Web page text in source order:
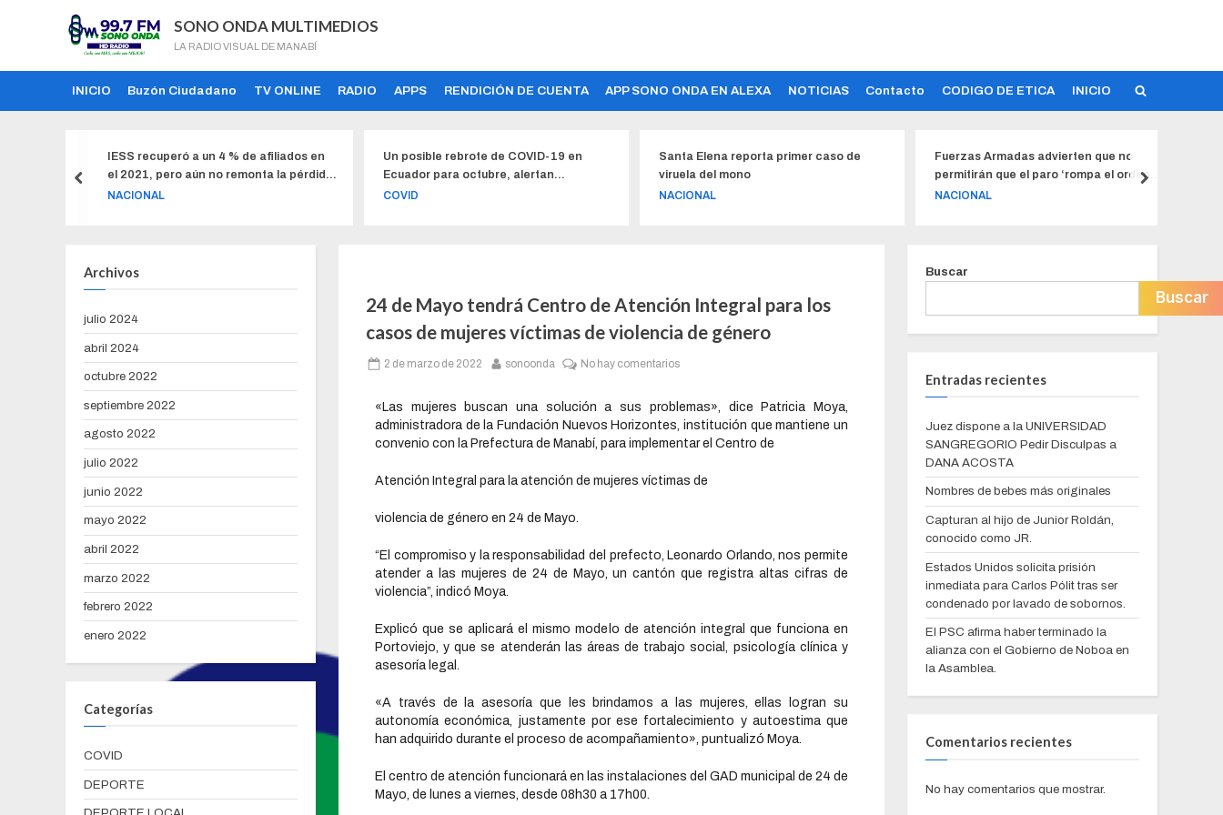
SONO ONDA MULTIMEDIOS
LA RADIO VISUAL DE MANABÍ
INICIO Buzón Ciudadano TV ONLINE RADIO APPS RENDICIÓN DE CUENTA APP SONO ONDA EN ALEXA NOTICIAS Contacto CODIGO DE ETICA INICIO
un 4 % de afiliados en
no remonta la pérdida
Un posible rebrote de COVID-19 en
Ecuador para octubre, alertan
Santa Elena reporta primer caso de
viruela del mono
Fuerzas Armadas advierten que no
permitirán que el paro ‘rompa el orden
¡Primeros a nivel nacional!
gana el premio Hábitat Ecuador
24 de Mayo tendrá Centro de Atención Integral para los
casos de mujeres víctimas de violencia de género
2 de marzo de 2022 sonoonda No hay comentarios
«Las mujeres buscan una solución a sus problemas», dice Patricia Moya,
administradora de la Fundación Nuevos Horizontes, institución que mantiene un
convenio con la Prefectura de Manabí, para implementar el Centro de
Atención Integral para la atención de mujeres víctimas de
violencia de género en 24 de Mayo.
“El compromiso y la responsabilidad del prefecto, Leonardo Orlando, nos permite
atender a las mujeres de 24 de Mayo, un cantón que registra altas cifras de
violencia”, indicó Moya.
Explicó que se aplicará el mismo modelo de atención integral que funciona en
Portoviejo, y que se atenderán las áreas de trabajo social, psicología clínica y
asesoría legal.
«A través de la asesoría que les brindamos a las mujeres, ellas logran su
autonomía económica, justamente por ese fortalecimiento y autoestima que
han adquirido durante el proceso de acompañamiento», puntualizó Moya.
El centro de atención funcionará en las instalaciones del GAD municipal de 24 de
Mayo, de lunes a viernes, desde 08h30 a 17h00.
Archivos
julio 2024
abril 2024
octubre 2022
septiembre 2022
agosto 2022
julio 2022
junio 2022
mayo 2022
abril 2022
marzo 2022
febrero 2022
enero 2022
Categorías
COVID
DEPORTE
Buscar
Buscar
Entradas recientes
Juez dispone a la UNIVERSIDAD
SANGREGORIO Pedir Disculpas a
DANA ACOSTA
Nombres de bebes más originales
Capturan al hijo de Junior Roldán,
conocido como JR.
Estados Unidos solicita prisión
inmediata para Carlos Pólit tras ser
condenado por lavado de sobornos.
El PSC afirma haber terminado la
alianza con el Gobierno de Noboa en
la Asamblea.
Comentarios recientes
No hay comentarios que mostrar.